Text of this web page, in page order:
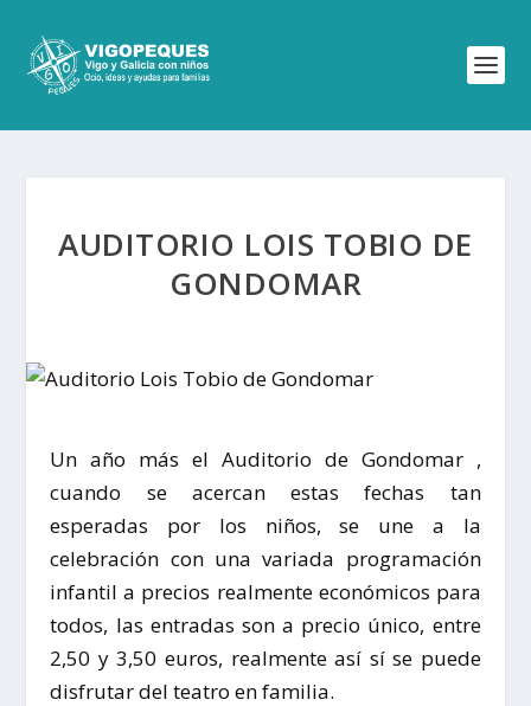
AUDITORIO LOIS TOBIO DE
GONDOMAR
Un año más el Auditorio de Gondomar ,
cuando se acercan estas fechas tan
esperadas por los niños, se une a la
celebración con una variada programación
infantil a precios realmente económicos para
todos, las entradas son a precio único, entre
2,50 y 3,50 euros, realmente así sí se puede
disfrutar del teatro en familia.